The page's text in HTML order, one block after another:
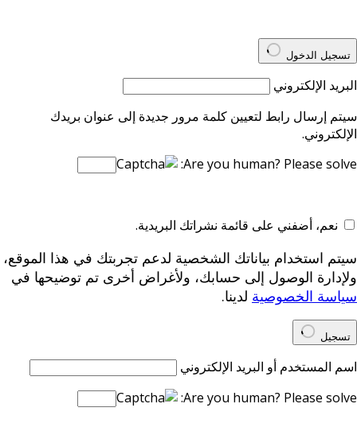
تسجيل الدخول
البريد الإلكتروني
سيتم إرسال رابط لتعيين كلمة مرور جديدة إلى عنوان بريدك
الإلكتروني.
Are you human? Please solve:
نعم، أضفني على قائمة نشراتك البريدية.
سيتم استخدام بياناتك الشخصية لدعم تجربتك في هذا الموقع،
ولإدارة الوصول إلى حسابك، ولأغراض أخرى تم توضيحها في
سياسة الخصوصية لدينا.
تسجيل
اسم المستخدم أو البريد الإلكتروني
Are you human? Please solve: